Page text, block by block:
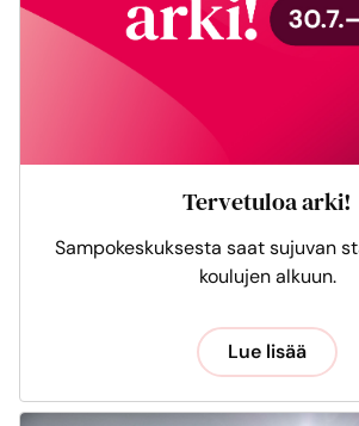
Tervetuloa arki!
Sampokeskuksesta saat sujuvan
koulujen alkuun.
Lue lisää